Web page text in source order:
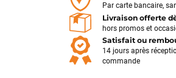
Par carte bancaire,
Livraison offerte
hors promos et
Satisfait ou
14 jours après
commande